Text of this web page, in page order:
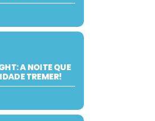
A NOITE QUE
TREMER!